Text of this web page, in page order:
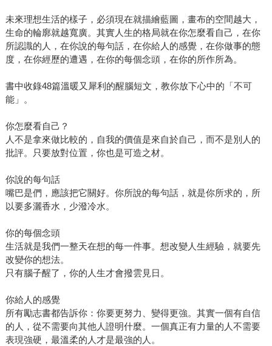
未來理想生活的樣子，必須現在就描繪藍圖，畫布的空間越大，
生命的輪廓就越寬廣。其實人生的格局就在你怎麼看自己，在你
所認識的人，在你說的每句話，在你給人的感覺，在你做事的態
度，在你經歷的遭遇，在你的每個念頭，在你的所作所為。
書中收錄48篇溫暖又犀利的醒腦短文，教你放下心中的「不可
能」。
你怎麼看自己？
人不是拿來做比較的，自我的價值是來自於自己，而不是別人的
批評。只要放對位置，你也是可造之材。
你說的每句話
嘴巴是們，應該把它關好。你所說的每句話，就是你所求的，所
以要多灑香水，少潑冷水。
你的每個念頭
生活就是我們一整天在想的每一件事。想改變人生經驗，就要先
改變你的想法。
只有腦子醒了，你的人生才會撥雲見日。
你給人的感覺
所有勵志書都告訴你：你要更努力、變得更強。其實一個有自信
的人，從不需要向其他人證明什麼。一個真正有力量的人不需要
表現強硬，最溫柔的人才是最強的人。